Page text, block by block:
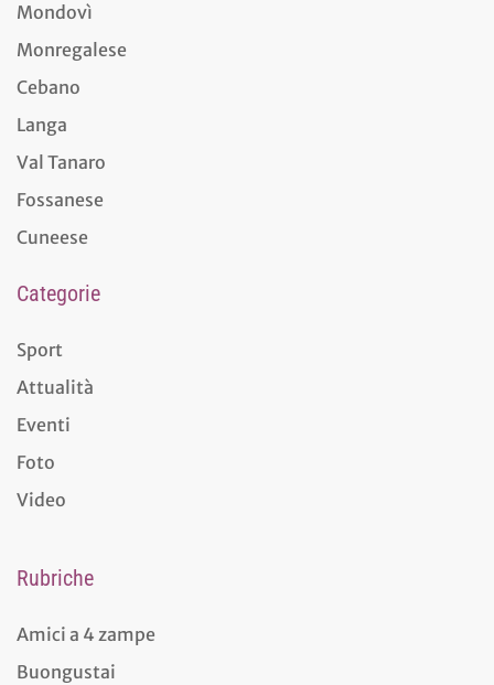
Mondovì
Monregalese
Cebano
Langa
Val Tanaro
Fossanese
Cuneese
Categorie
Sport
Attualità
Eventi
Foto
Video
Rubriche
Amici a 4 zampe
Buongustai